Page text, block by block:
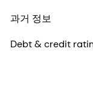
과거 정보
Debt & credit